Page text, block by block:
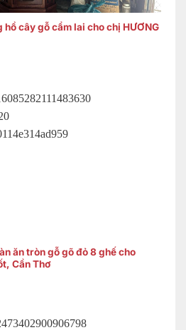
hồ cây gỗ cẩm lai cho chị HƯƠNG
ăn tròn gỗ gõ đỏ 8 ghế cho
Cần Thơ